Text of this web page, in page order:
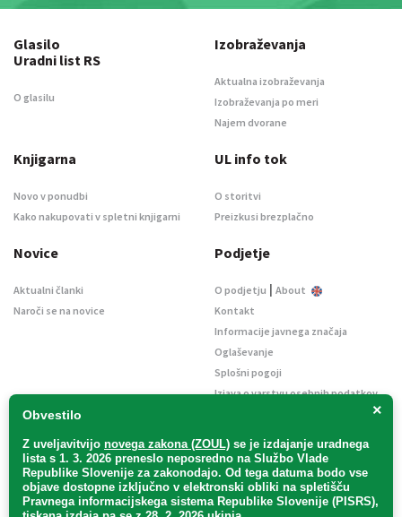
×
Obvestilo
Z uveljavitvijo novega zakona (ZOUL) se je izdajanje uradnega
lista s 1. 3. 2026 preneslo neposredno na Službo Vlade
Republike Slovenije za zakonodajo. Od tega datuma bodo vse
objave dostopne izključno v elektronski obliki na spletišču
Pravnega informacijskega sistema Republike Slovenije (PISRS),
Glasilo
Uradni list RS
O glasilu
Izobraževanja
Aktualna izobraževanja
Izobraževanja po meri
Najem dvorane
Knjigarna
Novo v ponudbi
Kako nakupovati v spletni knjigarni
UL info tok
O storitvi
Preizkusi brezplačno
Novice
Aktualni članki
Naroči se na novice
Podjetje
O podjetju | About
Kontakt
Informacije javnega značaja
Oglaševanje
Splošni pogoji
Izjava o varstvu osebnih podatkov
Uradni list d. o. o. – v likvidaciji / Vse pravice pridržane.